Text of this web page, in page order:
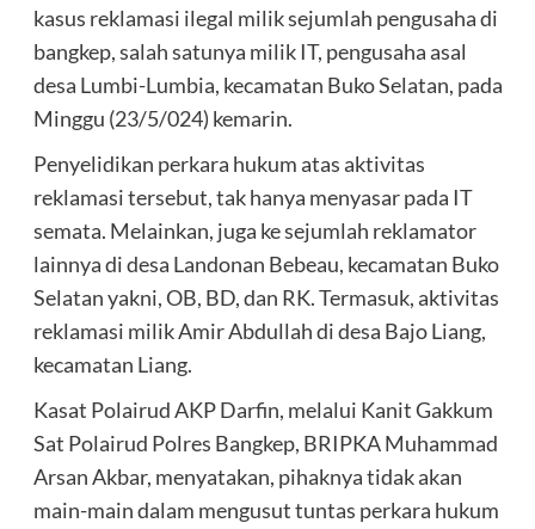
kasus reklamasi ilegal milik sejumlah pengusaha di
bangkep, salah satunya milik IT, pengusaha asal
desa Lumbi-Lumbia, kecamatan Buko Selatan, pada
Minggu (23/5/024) kemarin.
Penyelidikan perkara hukum atas aktivitas
reklamasi tersebut, tak hanya menyasar pada IT
semata. Melainkan, juga ke sejumlah reklamator
lainnya di desa Landonan Bebeau, kecamatan Buko
Selatan yakni, OB, BD, dan RK. Termasuk, aktivitas
reklamasi milik Amir Abdullah di desa Bajo Liang,
kecamatan Liang.
Kasat Polairud AKP Darfin, melalui Kanit Gakkum
Sat Polairud Polres Bangkep, BRIPKA Muhammad
Arsan Akbar, menyatakan, pihaknya tidak akan
main-main dalam mengusut tuntas perkara hukum